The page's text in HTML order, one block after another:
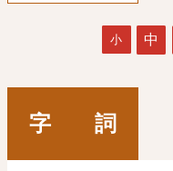
小 中
字 詞